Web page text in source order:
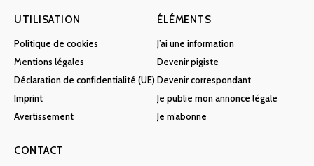
UTILISATION
Politique de cookies
Mentions légales
Déclaration de confidentialité (UE)
Imprint
Avertissement
ÉLÉMENTS
J’ai une information
Devenir pigiste
Devenir correspondant
Je publie mon annonce légale
Je m’abonne
CONTACT